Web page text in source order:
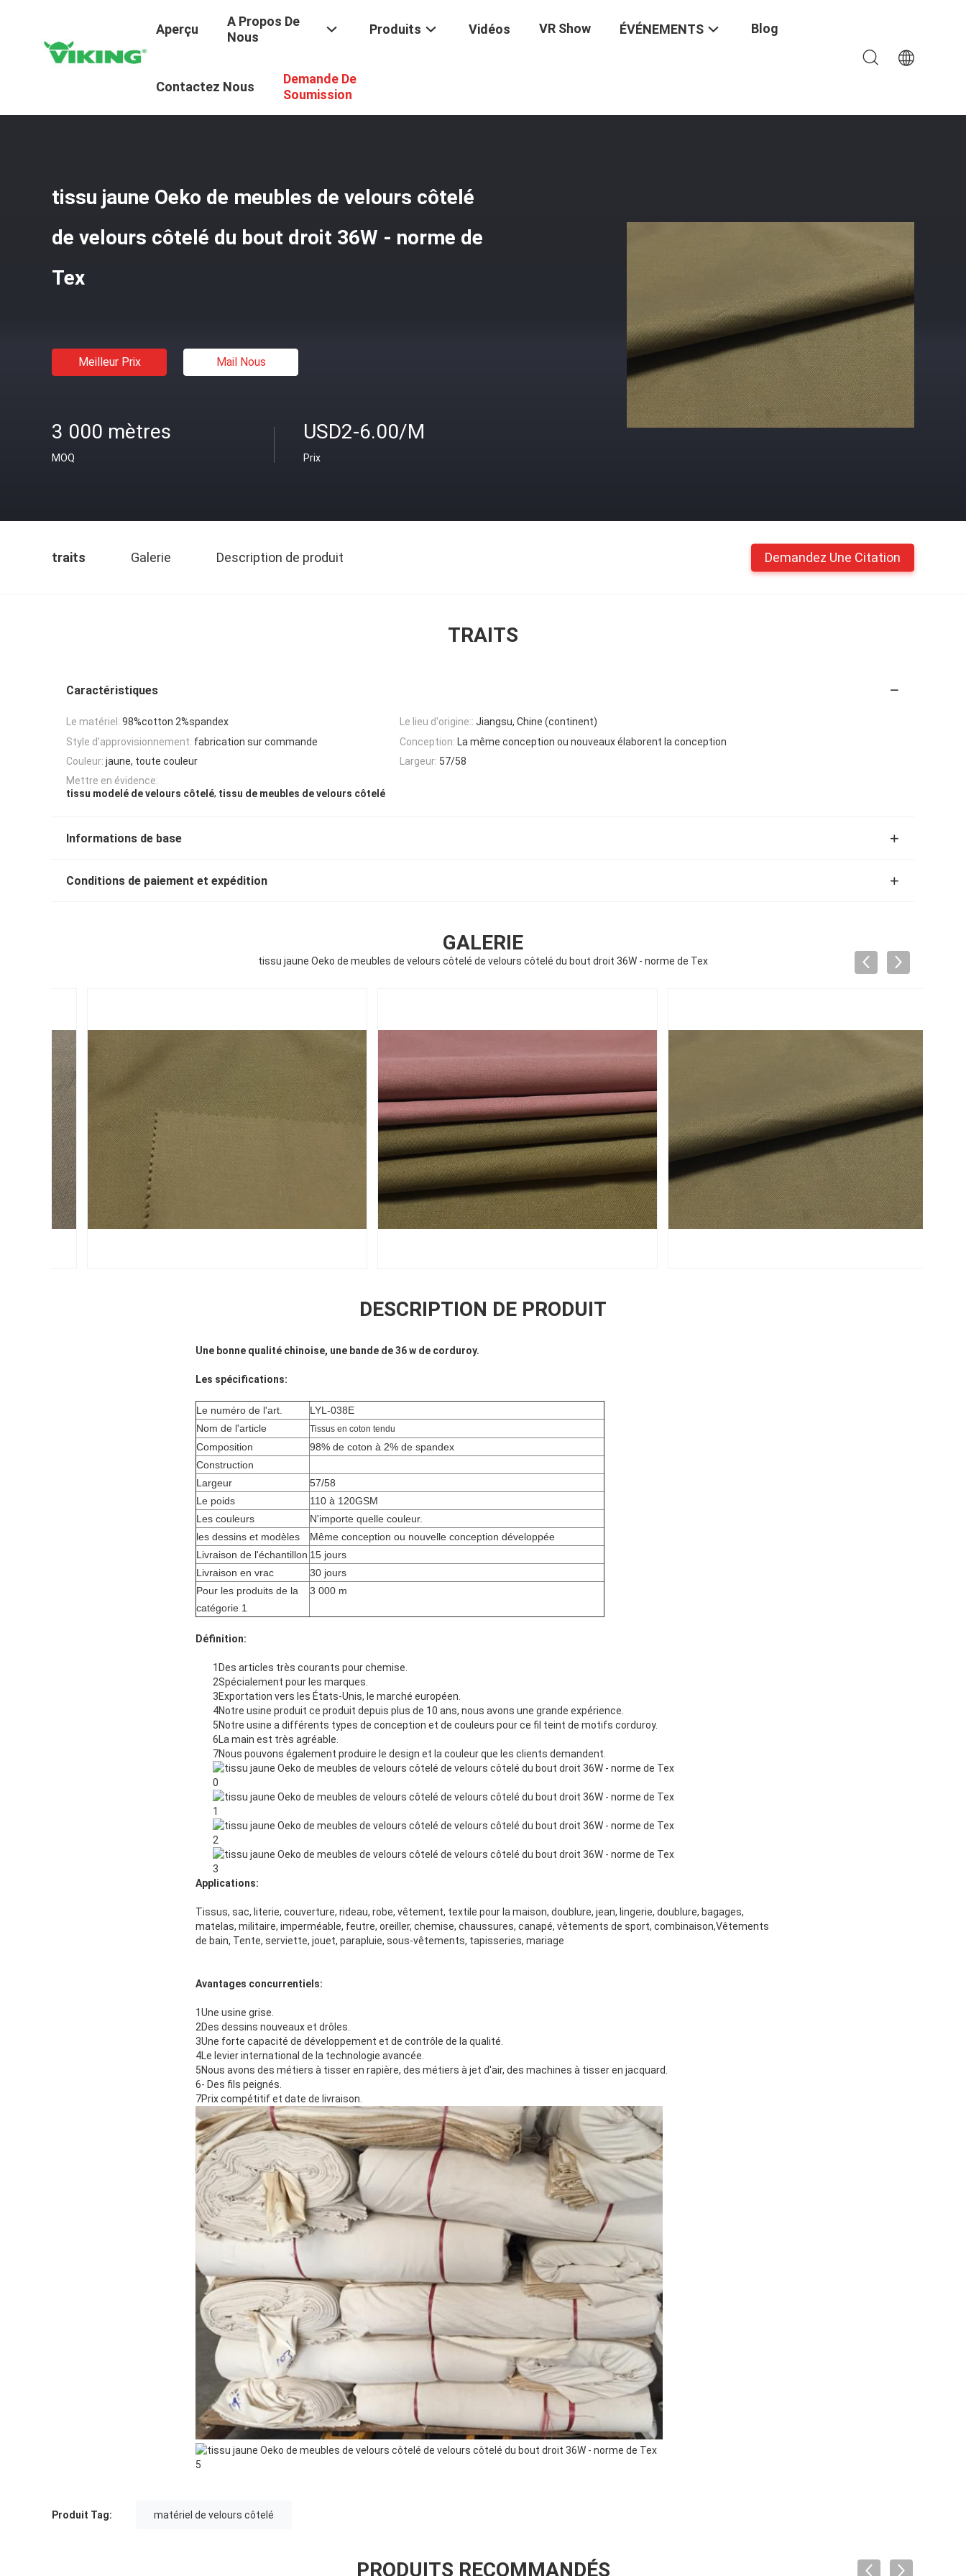
Aperçu
A Propos De
Nous
Produits Vidéos VR Show ÉVÉNEMENTS Blog
Contactez Nous
Demande De
Soumission
Tissu De Velours Côtelé De Bout Droit / Tissu Jaune Oeko De Meubles De Velours Côtelé De Velours Côtelé Du Bout Droit 36W - Norme De Tex
tissu jaune Oeko de meubles de velours côtelé
de velours côtelé du bout droit 36W - norme de
Tex
Meilleur Prix Mail Nous
3 000 mètres
MOQ
USD2-6.00/M
Prix
traits Galerie Description de produit Demandez Une Citation
TRAITS
Caractéristiques
Le matériel: 98%cotton 2%spandex Le lieu d'origine:: Jiangsu, Chine (continent)
Style d'approvisionnement: fabrication sur commande Conception: La même conception ou nouveaux élaborent la conception
Couleur: jaune, toute couleur Largeur: 57/58
Mettre en évidence:
tissu modelé de velours côtelé, tissu de meubles de velours côtelé
Informations de base
Conditions de paiement et expédition
GALERIE
tissu jaune Oeko de meubles de velours côtelé de velours côtelé du bout droit 36W - norme de Tex
DESCRIPTION DE PRODUIT
Une bonne qualité chinoise, une bande de 36 w de corduroy.
Les spécifications:
Le numéro de l'art.
LYL-038E
Nom de l'article
Tissus en coton tendu
Composition
98% de coton à 2% de spandex
Construction
Largeur
57/58
Le poids
110 à 120GSM
Les couleurs
N'importe quelle couleur.
les dessins et modèles
Même conception ou nouvelle conception développée
Livraison de l'échantillon 15 jours
Livraison en vrac
30 jours
Pour les produits de la
catégorie 1
3 000 m
Définition:
1Des articles très courants pour chemise.
2Spécialement pour les marques.
3Exportation vers les États-Unis, le marché européen.
4Notre usine produit ce produit depuis plus de 10 ans, nous avons une grande expérience.
5Notre usine a différents types de conception et de couleurs pour ce fil teint de motifs corduroy.
6La main est très agréable.
7Nous pouvons également produire le design et la couleur que les clients demandent.
Applications:
Tissus, sac, literie, couverture, rideau, robe, vêtement, textile pour la maison, doublure, jean, lingerie, doublure, bagages,
matelas, militaire, imperméable, feutre, oreiller, chemise, chaussures, canapé, vêtements de sport, combinaison,Vêtements
de bain, Tente, serviette, jouet, parapluie, sous-vêtements, tapisseries, mariage
Avantages concurrentiels:
1Une usine grise.
2Des dessins nouveaux et drôles.
3Une forte capacité de développement et de contrôle de la qualité.
4Le levier international de la technologie avancée.
5Nous avons des métiers à tisser en rapière, des métiers à jet d'air, des machines à tisser en jacquard.
6- Des fils peignés.
7Prix compétitif et date de livraison.
Produit Tag: matériel de velours côtelé
PRODUITS RECOMMANDÉS